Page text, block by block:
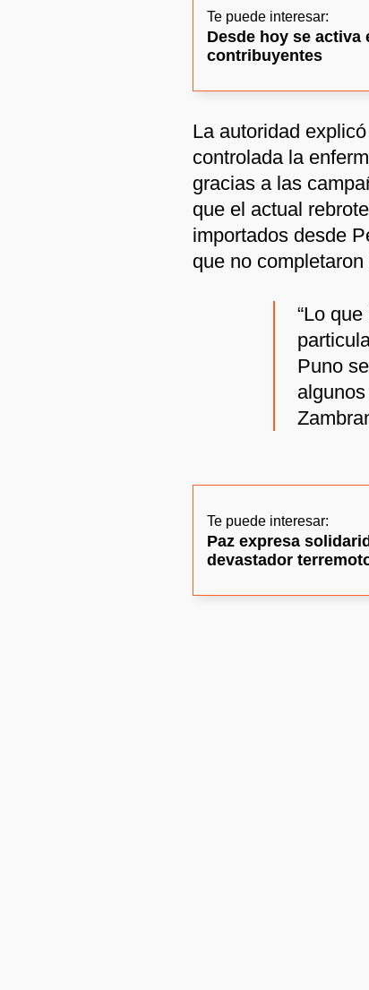
Te puede interesar:
Desde hoy se
contribuyentes
La autoridad
controlada la
gracias a las
que el actual
importados desde
que no
“Lo
Puno
Te puede interesar:
Paz expresa
devastador